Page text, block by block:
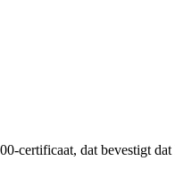
dat bevestigt dat